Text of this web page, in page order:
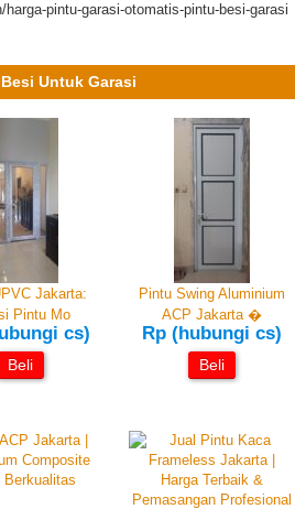
pintu-garasi-otomatis-pintu-besi-garasi
Untuk Garasi
Jakarta:
Pintu Mo
cs)
Beli
Pintu Swing Aluminium
ACP Jakarta �
Rp (hubungi cs)
Beli